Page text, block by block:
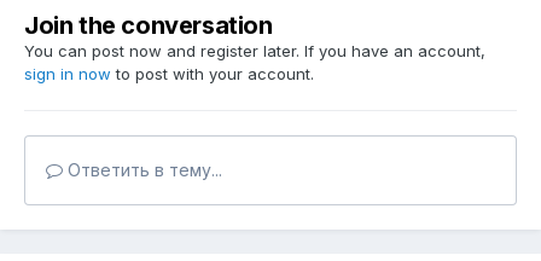
Join the conversation
You can post now and register later. If you have an account,
sign in now to post with your account.
Ответить в тему...